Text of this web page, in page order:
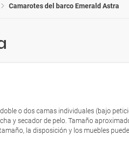
Camarotes del barco Emerald Astra
o dos camas individuales (bajo
y secador de pelo. Tamaño
la disposición y los muebles